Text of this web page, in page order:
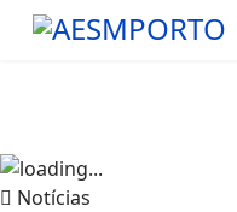
Notícias